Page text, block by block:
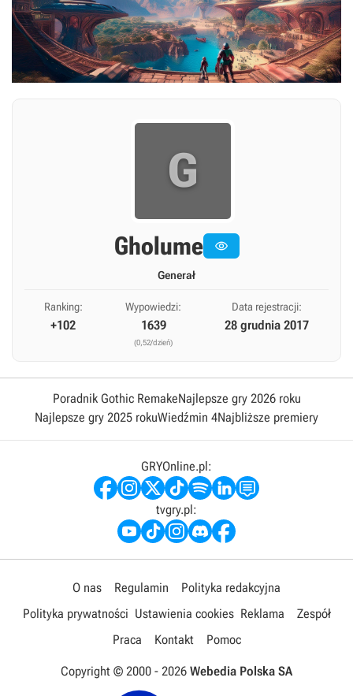
G
Gholume 
Generał
Ranking:
+102
Wypowiedzi:
1639
(0,52/dzień)
Data rejestracji:
28 grudnia 2017
Poradnik Gothic RemakeNajlepsze gry 2026 roku
Najlepsze gry 2025 rokuWiedźmin 4Najbliższe premiery
GRYOnline.pl:
tvgry.pl:
O nas Regulamin
Polityka redakcyjna
Polityka prywatności Ustawienia cookies Reklama
Zespół
Praca
Kontakt Pomoc
Copyright © 2000 - 2026 Webedia Polska SA